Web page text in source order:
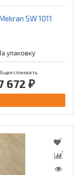
SW 1011
упаковку
стоимость
672 ₽